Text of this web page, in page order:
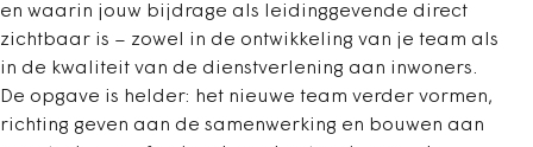
en waarin jouw bijdrage als leidinggevende direct
zichtbaar is – zowel in de ontwikkeling van je team als
in de kwaliteit van de dienstverlening aan inwoners.
De opgave is helder: het nieuwe team verder vormen,
richting geven aan de samenwerking en bouwen aan